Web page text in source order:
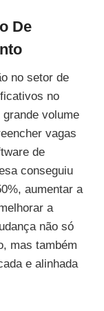
De
no setor de
no
volume
vagas
de
conseguiu
aumentar a
a
não só
mas também
e alinhada